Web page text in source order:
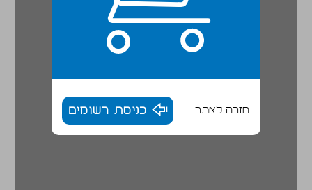
חזרה לאתר כניסת רשומים